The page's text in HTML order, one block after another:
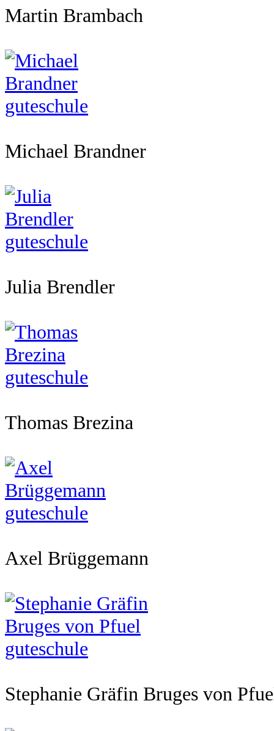
Martin Brambach
Michael Brandner
Julia Brendler
Thomas Brezina
Axel Brüggemann
Stephanie Gräfin Bruges von